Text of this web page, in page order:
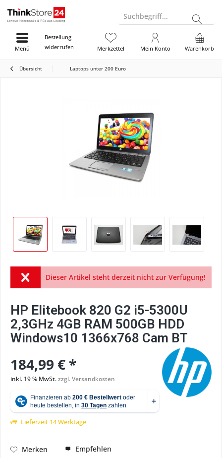
Suchbegriff...
Bestellung
widerrufen
Warenkorb
Merkzettel Mein Konto
Menü
Übersicht Laptops unter 200 Euro
Dieser Artikel steht derzeit nicht zur Verfügung!
HP Elitebook 820 G2 i5-5300U
2,3GHz 4GB RAM 500GB HDD
Windows10 1366x768 Cam BT
184,99 € *
inkl. 19 % MwSt.zzgl. Versandkosten
Lieferzeit 14 Werktage
Merken Empfehlen